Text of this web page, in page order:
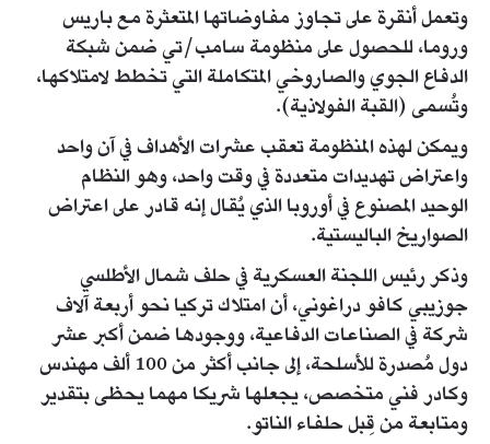
وتعمل أنقرة على تجاوز مفاوضاتها المتعثرة مع باريس
وروما، للحصول على منظومة سامب/تي ضمن شبكة
الدفاع الجوي والصاروخي المتكاملة التي تخطط لامتلاكها،
وتُسمى (القبة الفولاذية).
ويمكن لهذه المنظومة تعقب عشرات الأهداف في آن واحد
واعتراض تهديدات متعددة في وقت ‌‌واحد، وهو النظام
الوحيد المصنوع في أوروبا الذي يُقال إنه قادر على اعتراض
الصواريخ الباليستية.
وذكر رئيس اللجنة العسكرية في حلف شمال الأطلسي
جوزيبي كافو دراغوني، أن امتلاك تركيا نحو أربعة آلاف
شركة في الصناعات الدفاعية، ووجودها ضمن أكبر عشر
دول مُصدرة للأسلحة، إلى جانب أكثر من 100 ألف مهندس
وكادر فني متخصص، يجعلها شريكا مهما يحظى بتقدير
ومتابعة من قِبل حلفاء الناتو.